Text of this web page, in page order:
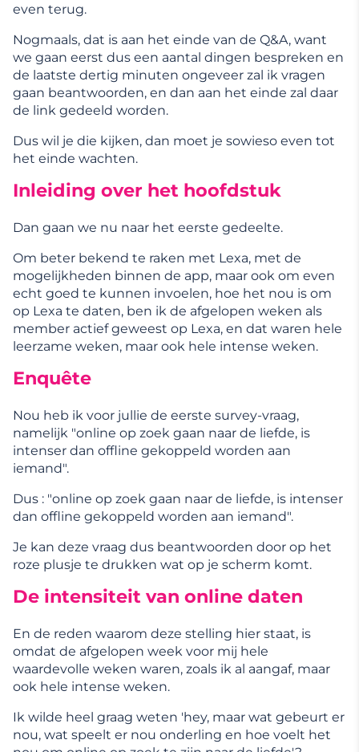
even terug.
Nogmaals, dat is aan het einde van de Q&A, want
we gaan eerst dus een aantal dingen bespreken en
de laatste dertig minuten ongeveer zal ik vragen
gaan beantwoorden, en dan aan het einde zal daar
de link gedeeld worden.
Dus wil je die kijken, dan moet je sowieso even tot
het einde wachten.
Inleiding over het hoofdstuk
Dan gaan we nu naar het eerste gedeelte.
Om beter bekend te raken met Lexa, met de
mogelijkheden binnen de app, maar ook om even
echt goed te kunnen invoelen, hoe het nou is om
op Lexa te daten, ben ik de afgelopen weken als
member actief geweest op Lexa, en dat waren hele
leerzame weken, maar ook hele intense weken.
Enquête
Nou heb ik voor jullie de eerste survey-vraag,
namelijk "online op zoek gaan naar de liefde, is
intenser dan offline gekoppeld worden aan
iemand".
Dus : "online op zoek gaan naar de liefde, is intenser
dan offline gekoppeld worden aan iemand".
Je kan deze vraag dus beantwoorden door op het
roze plusje te drukken wat op je scherm komt.
De intensiteit van online daten
En de reden waarom deze stelling hier staat, is
omdat de afgelopen week voor mij hele
waardevolle weken waren, zoals ik al aangaf, maar
ook hele intense weken.
Ik wilde heel graag weten 'hey, maar wat gebeurt er
nou, wat speelt er nou onderling en hoe voelt het